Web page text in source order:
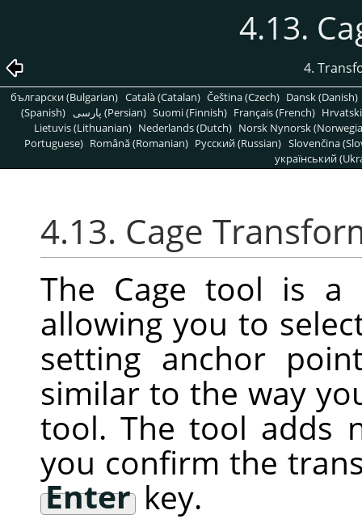
4.13.
4.
български (Bulgarian) Català (Catalan) Čeština (Czech) Dansk (Danish)
(Spanish)
پارسی (Persian) Suomi (Finnish) Français (French)
Lietuvis (Lithuanian) Nederlands (Dutch) Norsk Nynorsk
Portuguese) Română (Romanian) Pусский (Russian) Slovenčina
український
4.13. Cage
The Cage tool is a
allowing you to
setting anchor
similar to the way
tool. The tool adds
you confirm the
Enterkey.